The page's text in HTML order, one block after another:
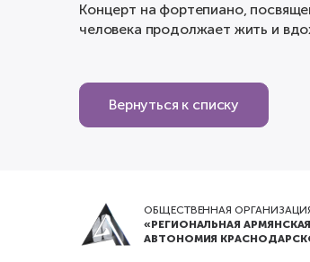
Концерт на фортепиано,
человека продолжает жить и
Вернуться к списку
ОБЩЕСТВЕННАЯ
«РЕГИОНАЛЬНАЯ
АВТОНОМИЯ